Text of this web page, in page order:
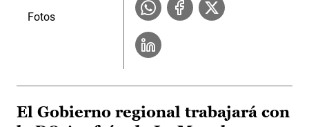
Fotos
El Gobierno regional trabajará con